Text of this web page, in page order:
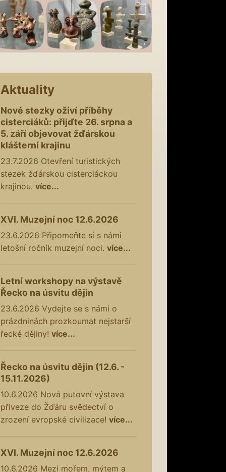
Aktuality
Nové stezky oživí příběhy
cisterciáků: přijďte 26. srpna a
5. září objevovat žďárskou
klášterní krajinu
23.7.2026 Otevření turistických
stezek žďárskou cisterciáckou
krajinou. více...
XVI. Muzejní noc 12.6.2026
23.6.2026 Připomeňte si s námi
letošní ročník muzejní noci. více...
Letní workshopy na výstavě
Řecko na úsvitu dějin
23.6.2026 Vydejte se s námi o
prázdninách prozkoumat nejstarší
řecké dějiny! více...
Řecko na úsvitu dějin (12.6. -
15.11.2026)
10.6.2026 Nová putovní výstava
přiveze do Žďáru svědectví o
zrození evropské civilizace! více...
XVI. Muzejní noc 12.6.2026
10.6.2026 Mezi mořem, mýtem a